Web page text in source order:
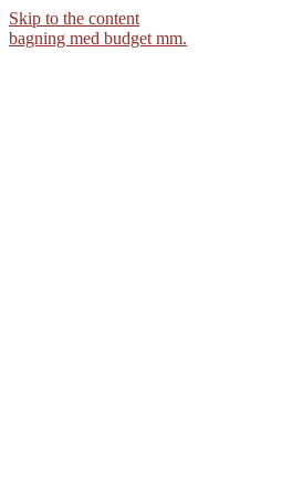
Skip to the content
bagning med budget mm.